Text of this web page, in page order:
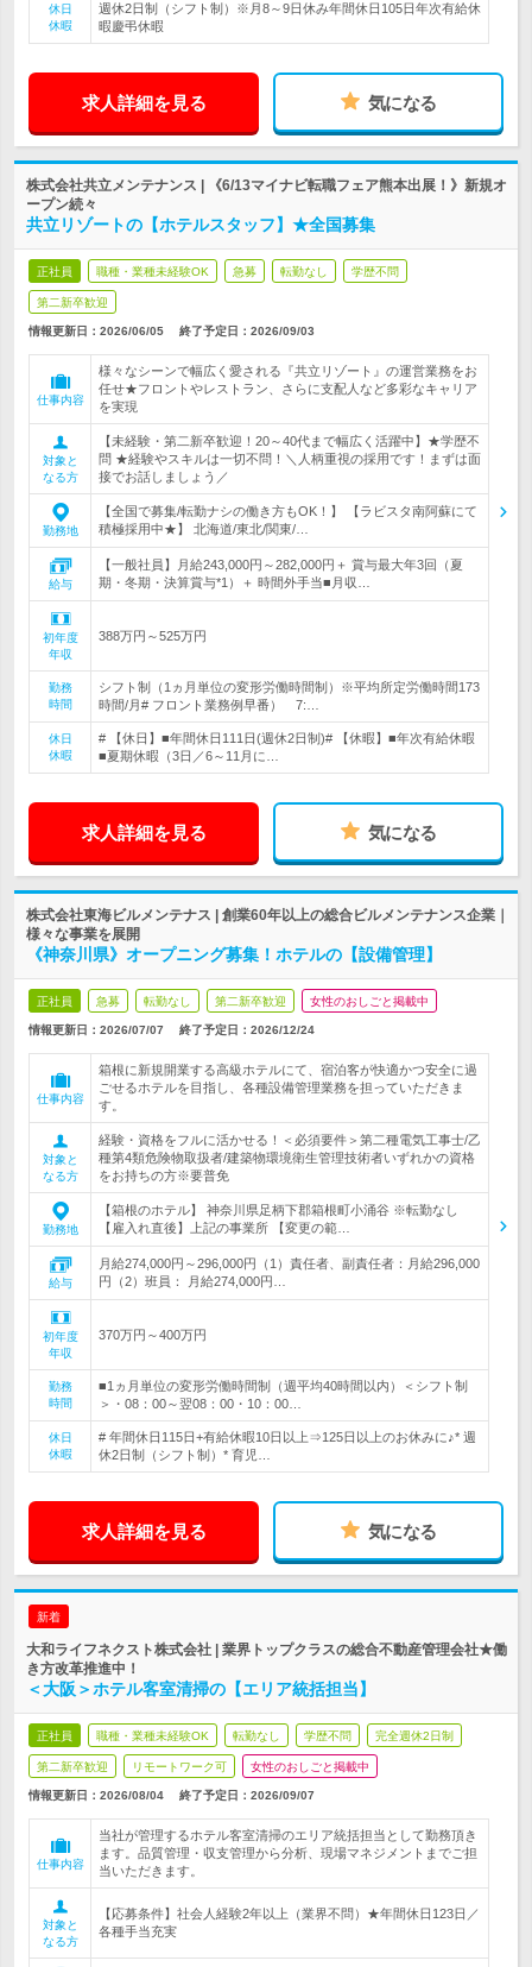
休日
休暇
週休2日制（シフト制）※月8～9日休み年間休日105日年次有給休
暇慶弔休暇
求人詳細を見る 気になる
株式会社共立メンテナンス | 《6/13マイナビ転職フェア熊本出展！》新規オ
ープン続々
共立リゾートの【ホテルスタッフ】★全国募集
正社員 職種・業種未経験OK 急募 転勤なし 学歴不問
第二新卒歓迎
情報更新日：2026/06/05 終了予定日： 2026/09/03
仕事内容
様々なシーンで幅広く愛される『共立リゾート』の運営業務をお
任せ★フロントやレストラン、さらに支配人など多彩なキャリア
を実現
対象と
なる方
【未経験・第二新卒歓迎！20～40代まで幅広く活躍中】★学歴不
問 ★経験やスキルは一切不問！＼人柄重視の採用です！まずは面
接でお話しましょう／
勤務地
【全国で募集/転勤ナシの働き方もOK！】 【ラビスタ南阿蘇にて
積極採用中★】 北海道/東北/関東/…
給与
【一般社員】月給243,000円～282,000円＋ 賞与最大年3回（夏
期・冬期・決算賞与*1）＋ 時間外手当■月収…
初年度
年収
388万円～525万円
勤務
時間
シフト制（1ヵ月単位の変形労働時間制）※平均所定労働時間173
時間/月# フロント業務例早番） 7:…
休日
休暇
# 【休日】■年間休日111日(週休2日制)# 【休暇】■年次有給休暇
■夏期休暇（3日／6～11月に…
求人詳細を見る 気になる
株式会社東海ビルメンテナス | 創業60年以上の総合ビルメンテナンス企業｜
様々な事業を展開
《神奈川県》オープニング募集！ホテルの【設備管理】
正社員 急募 転勤なし 第二新卒歓迎 女性のおしごと掲載中
情報更新日：2026/07/07 終了予定日： 2026/12/24
仕事内容
箱根に新規開業する高級ホテルにて、宿泊客が快適かつ安全に過
ごせるホテルを目指し、各種設備管理業務を担っていただきま
す。
対象と
なる方
経験・資格をフルに活かせる！＜必須要件＞第二種電気工事士/乙
種第4類危険物取扱者/建築物環境衛生管理技術者いずれかの資格
をお持ちの方※要普免
勤務地
【箱根のホテル】 神奈川県足柄下郡箱根町小涌谷 ※転勤なし
【雇入れ直後】上記の事業所 【変更の範…
給与
月給274,000円～296,000円（1）責任者、副責任者：月給296,000
円（2）班員： 月給274,000円…
初年度
年収
370万円～400万円
勤務
時間
■1ヵ月単位の変形労働時間制（週平均40時間以内）＜シフト制
＞・08：00～翌08：00・10：00…
休日
休暇
# 年間休日115日+有給休暇10日以上⇒125日以上のお休みに♪* 週
休2日制（シフト制）* 育児…
求人詳細を見る 気になる
新着
大和ライフネクスト株式会社 | 業界トップクラスの総合不動産管理会社★働
き方改革推進中！
＜大阪＞ホテル客室清掃の【エリア統括担当】
正社員 職種・業種未経験OK 転勤なし 学歴不問 完全週休2日制
第二新卒歓迎 リモートワーク可 女性のおしごと掲載中
情報更新日：2026/08/04 終了予定日： 2026/09/07
仕事内容
当社が管理するホテル客室清掃のエリア統括担当として勤務頂き
ます。品質管理・収支管理から分析、現場マネジメントまでご担
当いただきます。
対象と
なる方
【応募条件】社会人経験2年以上（業界不問）★年間休日123日／
各種手当充実